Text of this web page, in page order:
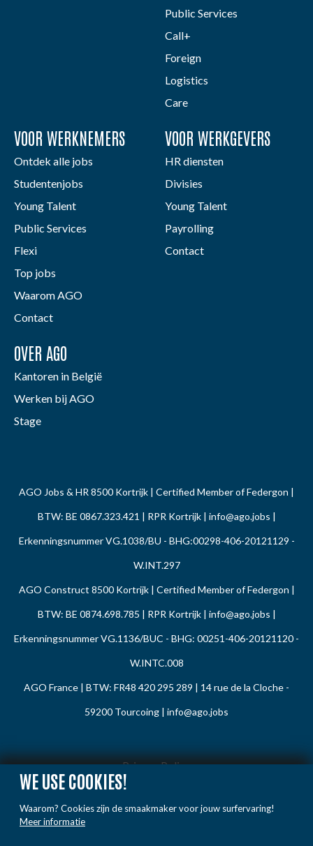
WE USE COOKIES!
Waarom? Cookies zijn de smaakmaker voor jouw surfervaring!
Meer informatie
Public Services
Call+
Foreign
Logistics
Care
VOOR WERKNEMERS
Ontdek alle jobs
Studentenjobs
Young Talent
Public Services
Flexi
Top jobs
Waarom AGO
Contact
VOOR WERKGEVERS
HR diensten
Divisies
Young Talent
Payrolling
Contact
OVER AGO
Kantoren in België
Werken bij AGO
Stage
AGO Jobs & HR 8500 Kortrijk | Certified Member of Federgon |
BTW: BE 0867.323.421 | RPR Kortrijk | info@ago.jobs |
Erkenningsnummer VG.1038/BU - BHG:00298-406-20121129 -
W.INT.297
AGO Construct 8500 Kortrijk | Certified Member of Federgon |
BTW: BE 0874.698.785 | RPR Kortrijk | info@ago.jobs |
Erkenningsnummer VG.1136/BUC - BHG: 00251-406-20121120 -
W.INTC.008
AGO France | BTW: FR48 420 295 289 | 14 rue de la Cloche -
59200 Tourcoing | info@ago.jobs
Privacy Policy
Cookie Policy
Gedragsregels